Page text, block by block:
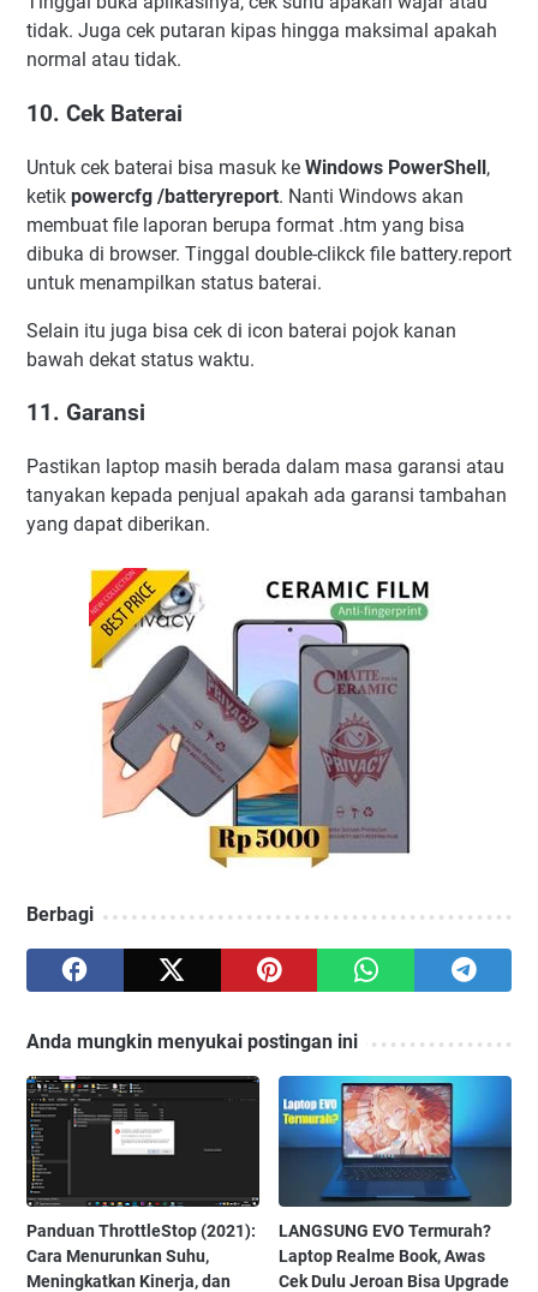
tidak. Juga cek putaran kipas hingga maksimal apakah
normal atau tidak.
10. Cek Baterai
Untuk cek baterai bisa masuk ke Windows PowerShell,
ketik powercfg /batteryreport. Nanti Windows akan
membuat file laporan berupa format .htm yang bisa
dibuka di browser. Tinggal double-clikck file battery.report
untuk menampilkan status baterai.
Selain itu juga bisa cek di icon baterai pojok kanan
bawah dekat status waktu.
11. Garansi
Pastikan laptop masih berada dalam masa garansi atau
tanyakan kepada penjual apakah ada garansi tambahan
yang dapat diberikan.
Berbagi
Anda mungkin menyukai postingan ini
Panduan ThrottleStop (2021):
Cara Menurunkan Suhu,
Meningkatkan Kinerja, dan
LANGSUNG EVO Termurah?
Laptop Realme Book, Awas
Cek Dulu Jeroan Bisa Upgrade